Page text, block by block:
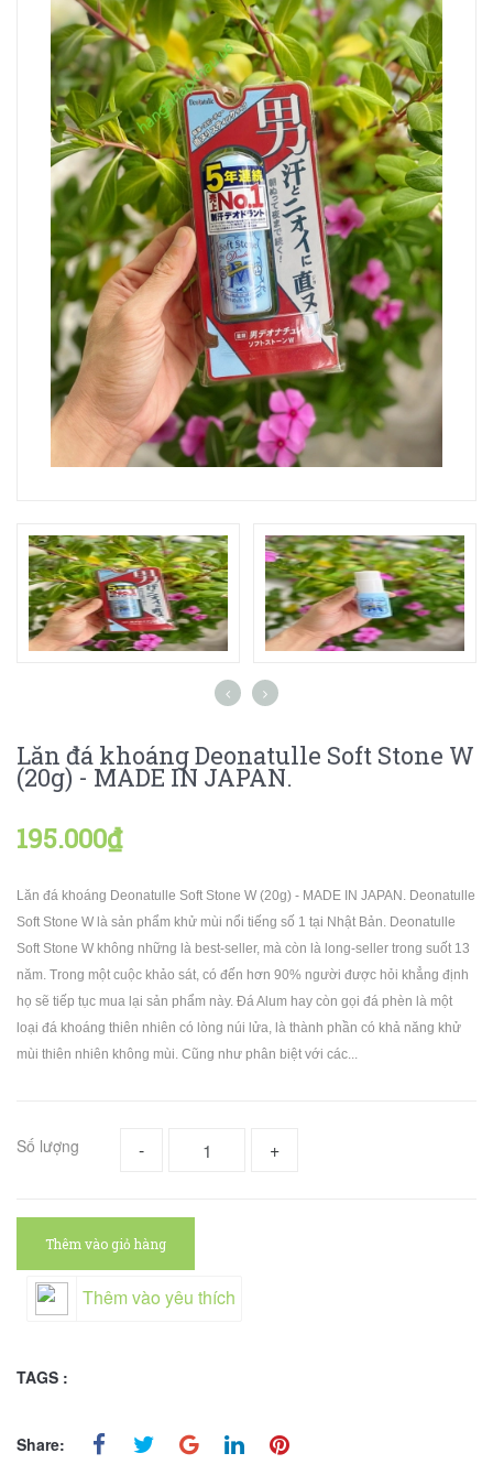
Lăn đá khoáng Deonatulle Soft Stone W
(20g) - MADE IN JAPAN.
195.000₫
Lăn đá khoáng Deonatulle Soft Stone W (20g) - MADE IN JAPAN. Deonatulle
Soft Stone W là sản phẩm khử mùi nổi tiếng số 1 tại Nhật Bản. Deonatulle
Soft Stone W không những là best-seller, mà còn là long-seller trong suốt 13
năm. Trong một cuộc khảo sát, có đến hơn 90% người được hỏi khẳng định
họ sẽ tiếp tục mua lại sản phẩm này. Đá Alum hay còn gọi đá phèn là một
loại đá khoáng thiên nhiên có lòng núi lửa, là thành phần có khả năng khử
mùi thiên nhiên không mùi. Cũng như phân biệt với các...
Số lượng - +
Thêm vào giỏ hàng
Thêm vào yêu thích
TAGS :
Share: